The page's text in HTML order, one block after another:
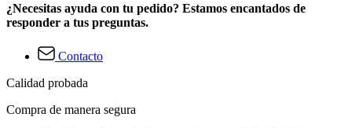
¿Necesitas ayuda con tu pedido? Estamos encantados de
responder a tus preguntas.
Contacto
Calidad probada
Compra de manera segura